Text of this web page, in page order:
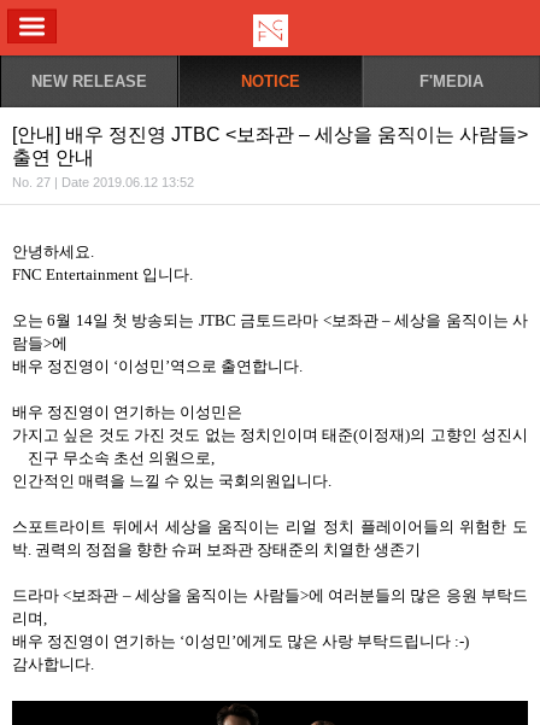
NEW RELEASE NOTICE F'MEDIA
[안내] 배우 정진영 JTBC <보좌관 – 세상을 움직이는 사람들>
출연 안내
No. 27 | Date 2019.06.12 13:52
안녕하세요.
FNC Entertainment 입니다.
오는 6월 14일 첫 방송되는 JTBC 금토드라마 <보좌관–세상을 움직이는 사
람들>에
배우 정진영이 ‘이성민 ’역으로 출연합니다.
배우 정진영이 연기하는 이성민은
가지고 싶은 것도 가진 것도 없는 정치인이며 태준(이정재)의 고향인 성진시
진구 무소속 초선 의원으로,
인간적인 매력을 느낄 수 있는 국회의원입니다.
스포트라이트 뒤에서 세상을 움직이는 리얼 정치 플레이어들의 위험한 도
박. 권력의 정점을 향한 슈퍼 보좌관 장태준의 치열한 생존기
드라마<보좌관 –세상을 움직이는 사람들>에 여러분들의 많은 응원 부탁드
리며,
배우 정진영이 연기하는 ‘이성민 ’에게도 많은 사랑 부탁드립니다 :-)
감사합니다.